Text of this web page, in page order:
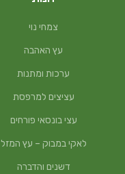
צמחי נוי
עץ האהבה
ערכות ומתנות
עציצים למרפסת
עצי בונסאי פורחים
לאקי במבוק – עץ המזל
דשנים והדברה